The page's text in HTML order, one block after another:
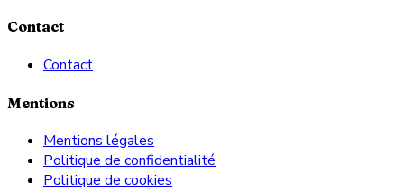
Contact
Contact
Mentions
Mentions légales
Politique de confidentialité
Politique de cookies